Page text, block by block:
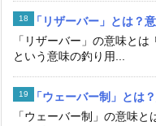
「リザーバー」とは？
「リザーバー」の意味と
という意味の釣り用...
「ウェーバー制」とは
「ウェーバー制」の意味